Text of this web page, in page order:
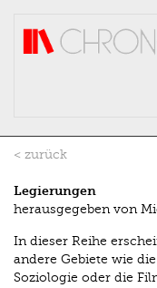
< zurück
Legierungen
herausgegeben von
In dieser Reihe
andere Gebiete wie
Soziologie oder die